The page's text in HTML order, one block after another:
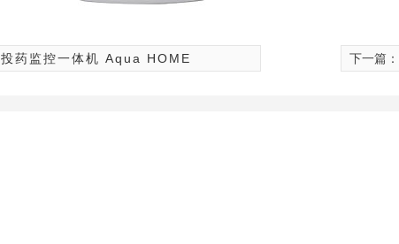
投药监控一体机 Aqua HOME 下一篇：